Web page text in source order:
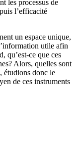
les processus de
l’efficacité
un espace unique,
utile afin
qu’est-ce que ces
Alors, quelles sont
étudions donc le
de ces instruments